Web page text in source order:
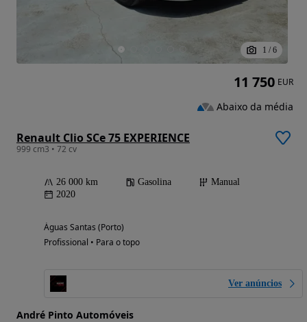
1 / 6
Renault Clio SCe 75 EXPERIENCE
999 cm3 • 72 cv
26 000 km Gasolina
Manual
2020
Águas Santas (Porto)
Profissional • Para o topo
Ver anúncios
André Pinto Automóveis
11 750 EUR
Abaixo da média